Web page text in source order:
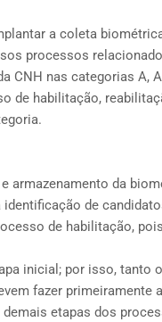
a coleta
processos
CNH nas categorias A,
de habilitação,
armazenamento da
de
de habilitação,
inicial; por isso, tanto
fazer
etapas dos